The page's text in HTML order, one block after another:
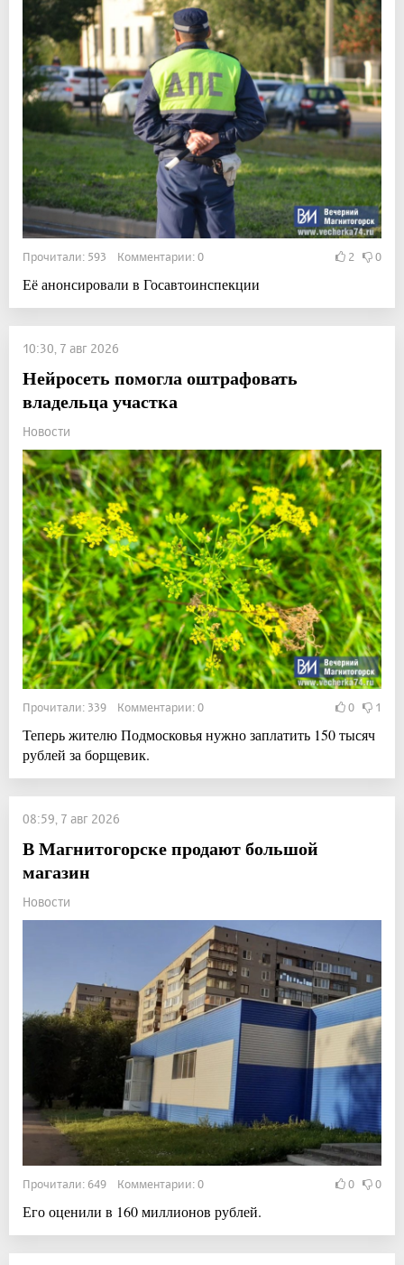
Прочитали: 593 Комментарии: 0 2 0
Её анонсировали в Госавтоинспекции
10:30, 7 авг 2026
Нейросеть помогла оштрафовать
владельца участка
Новости
Прочитали: 339 Комментарии: 0 0 1
Теперь жителю Подмосковья нужно заплатить 150 тысяч
рублей за борщевик.
08:59, 7 авг 2026
В Магнитогорске продают большой
магазин
Новости
Прочитали: 649 Комментарии: 0 0 0
Его оценили в 160 миллионов рублей.